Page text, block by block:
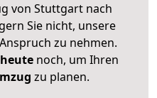
von Stuttgart nach
Sie nicht, unsere
zu nehmen.
noch, um Ihren
zu planen.